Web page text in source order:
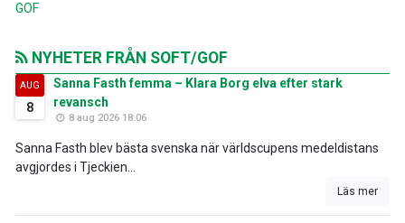
GOF
NYHETER FRÅN SOFT/GOF
AUG
8
Sanna Fasth femma – Klara Borg elva efter stark
revansch
8 aug 2026 18:06
Sanna Fasth blev bästa svenska när världscupens medeldistans
avgjordes i Tjeckien...
Läs mer